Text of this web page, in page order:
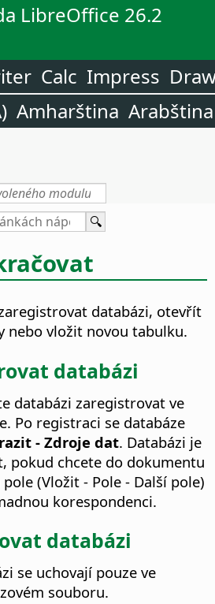
LibreOffice 26.2
Calc Impress
Amharština Arabština
databázi, otevřít
nebo vložit novou tabulku.
databázi
databázi zaregistrovat ve
Po registraci se databáze
- Zdroje dat. Databázi je
pokud chcete do dokumentu
(Vložit - Pole - Další pole)
korespondenci.
databázi
se uchovají pouze ve
souboru.